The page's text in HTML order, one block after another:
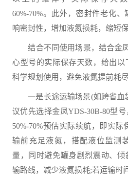
60%-70%。此外，密封件老化
响密封性，增加液氮损耗，缩短保
结合不同使用场景，结合金
心型号的实际保存天数，给出以
科学规划使用，避免液氮提前耗
一是长途运输场景(如跨省血
议优先选择金凤YDS-30B-80型
50%-70%预估实际续航，即实际
输前充足液氮，搭配液位监测
量，同时避免罐身剧烈震动、
输路线，减少液氮损耗;若运输时